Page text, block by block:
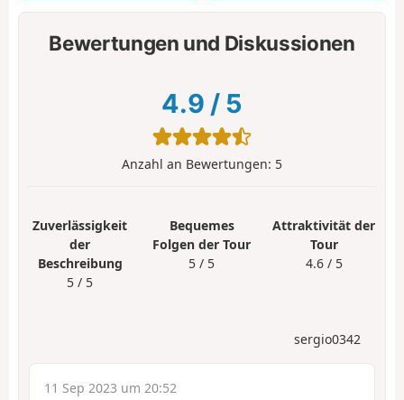
Bewertungen und Diskussionen
4.9 / 5
Anzahl an Bewertungen: 5
Zuverlässigkeit
der
Beschreibung
5 / 5
Bequemes
Folgen der Tour
5 / 5
Attraktivität der
Tour
4.6 / 5
sergio0342
11 Sep 2023 um 20:52